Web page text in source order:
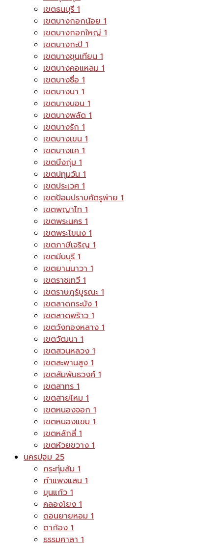
เขตธนบุรี1
เขตบางกอกน้อย1
เขตบางกอกใหญ่1
เขตบางกะปิ1
เขตบางขุนเทียน1
เขตบางคอแหลม1
เขตบางซื่อ1
เขตบางนา1
เขตบางบอน1
เขตบางพลัด1
เขตบางรัก1
เขตบางเขน1
เขตบางแค1
เขตบึงกุ่ม1
เขตปทุมวัน1
เขตประเวศ1
เขตป้อมปราบศัตรูพ่าย1
เขตพญาไท1
เขตพระนคร1
เขตพระโขนง1
เขตภาษีเจริญ1
เขตมีนบุรี1
เขตยานนาวา1
เขตราชเทวี1
เขตราษฎร์บูรณะ1
เขตลาดกระบัง1
เขตลาดพร้าว1
เขตวังทองหลาง1
เขตวัฒนา1
เขตสวนหลวง1
เขตสะพานสูง1
เขตสัมพันธวงศ์1
เขตสาทร1
เขตสายไหม1
เขตหนองจอก1
เขตหนองแขม1
เขตหลักสี่1
เขตห้วยขวาง1
นครปฐม25
กระทุ่มล้ม1
กำแพงแสน1
ขุนแก้ว1
คลองโยง1
ดอนยายหอม1
ตาก้อง1
ธรรมศาลา1